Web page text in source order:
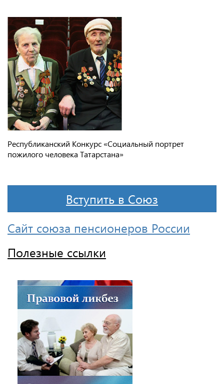
Республиканский Конкурс «Социальный портрет
пожилого человека Татарстана»
Вступить в Союз
Сайт союза пенсионеров России
Полезные ссылки